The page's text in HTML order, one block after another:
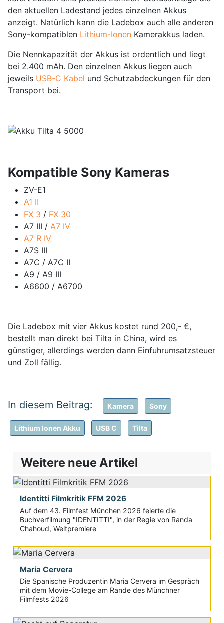
den aktuellen Ladestand jedes einzelnen Akkus
anzeigt. Natürlich kann die Ladebox auch alle anderen
Sony-kompatiblen Lithium-Ionen Kamerakkus laden.
Die Nennkapazität der Akkus ist ordentlich und liegt
bei 2.400 mAh. Den einzelnen Akkus liegen auch
jeweils USB-C Kabel und Schutzabdeckungen für den
Transport bei.
Kompatible Sony Kameras
ZV-E1
A1 II
FX 3 / FX 30
A7 III / A7 IV
A7 R IV
A7S III
A7C / A7C II
A9 / A9 III
A6600 / A6700
Die Ladebox mit vier Akkus kostet rund 200,- €,
bestellt man direkt bei Tilta in China, wird es
günstiger, allerdings werden dann Einfuhrumsatzsteuer
und Zoll fällig.
Kamera Sony
Lithium Ionen Akku USB C Tilta
Weitere neue Artikel
Identitti Filmkritik FFM 2026
Auf dem 43. Filmfest München 2026 feierte die
Buchverfilmung "IDENTITTI", in der Regie von Randa
Chahoud, Weltpremiere
Maria Cervera
Die Spanische Produzentin Maria Cervera im Gespräch
mit dem Movie-College am Rande des Münchner
Filmfests 2026